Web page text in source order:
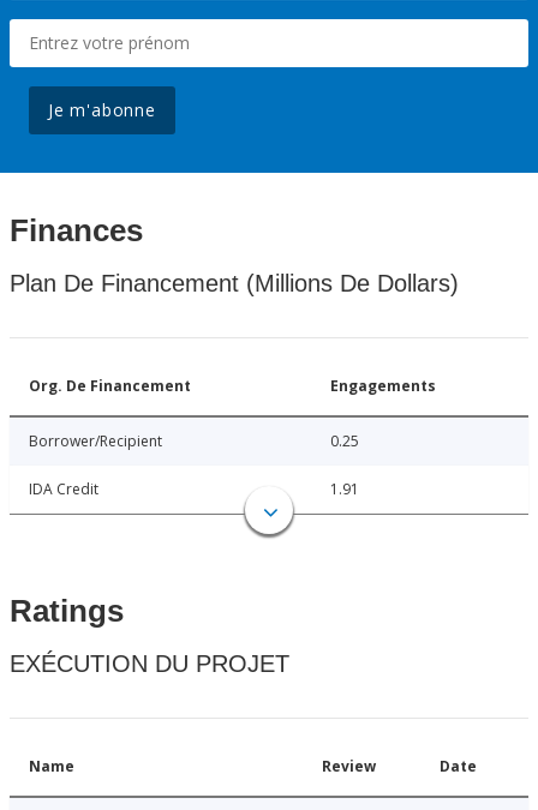
Je m'abonne
Finances
Plan De Financement (Millions De Dollars)
Org. De Financement Engagements
Borrower/Recipient 0.25
IDA Credit 1.91
Ratings
EXÉCUTION DU PROJET
Name Review Date